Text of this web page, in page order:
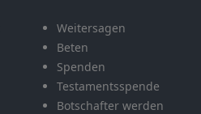
Weitersagen
Beten
Spenden
Testamentsspende
Botschafter werden